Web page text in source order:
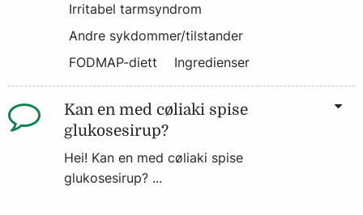
Irritabel tarmsyndrom
Andre sykdommer/tilstander
FODMAP-diett
Ingredienser
Kan en med cøliaki spise
glukosesirup?
Hei! Kan en med cøliaki spise
glukosesirup? ...